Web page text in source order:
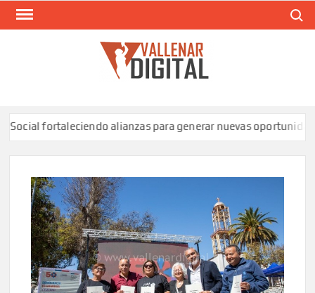
Saltar
fortaleciendo alianzas para generar nuevas oportunidades